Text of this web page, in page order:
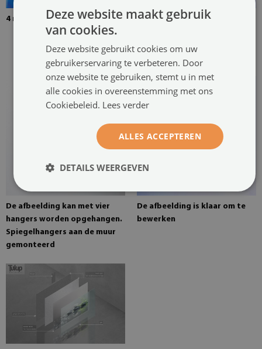
4 mm dik gehard glas
De afbeelding is bevestigd
zijn op twee plaatsen in het
schilderij gelijmd
De afbeelding kan met vier
hangers worden opgehangen.
Spiegelhangers aan de muur
gemonteerd
De afbeelding is klaar om te
bewerken
Deze website maakt gebruik
van cookies.
Deze website gebruikt cookies om uw
gebruikerservaring te verbeteren. Door
onze website te gebruiken, stemt u in met
alle cookies in overeenstemming met ons
Cookiebeleid. Lees verder
ALLES ACCEPTEREN
DETAILS WEERGEVEN